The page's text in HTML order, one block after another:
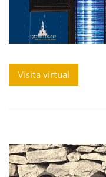
Visita virtual